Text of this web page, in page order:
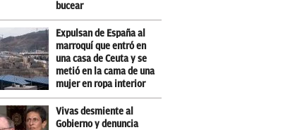
bucear
Expulsan de España al
marroquí que entró en
una casa de Ceuta y se
metió en la cama de una
mujer en ropa interior
Vivas desmiente al
Gobierno y denuncia